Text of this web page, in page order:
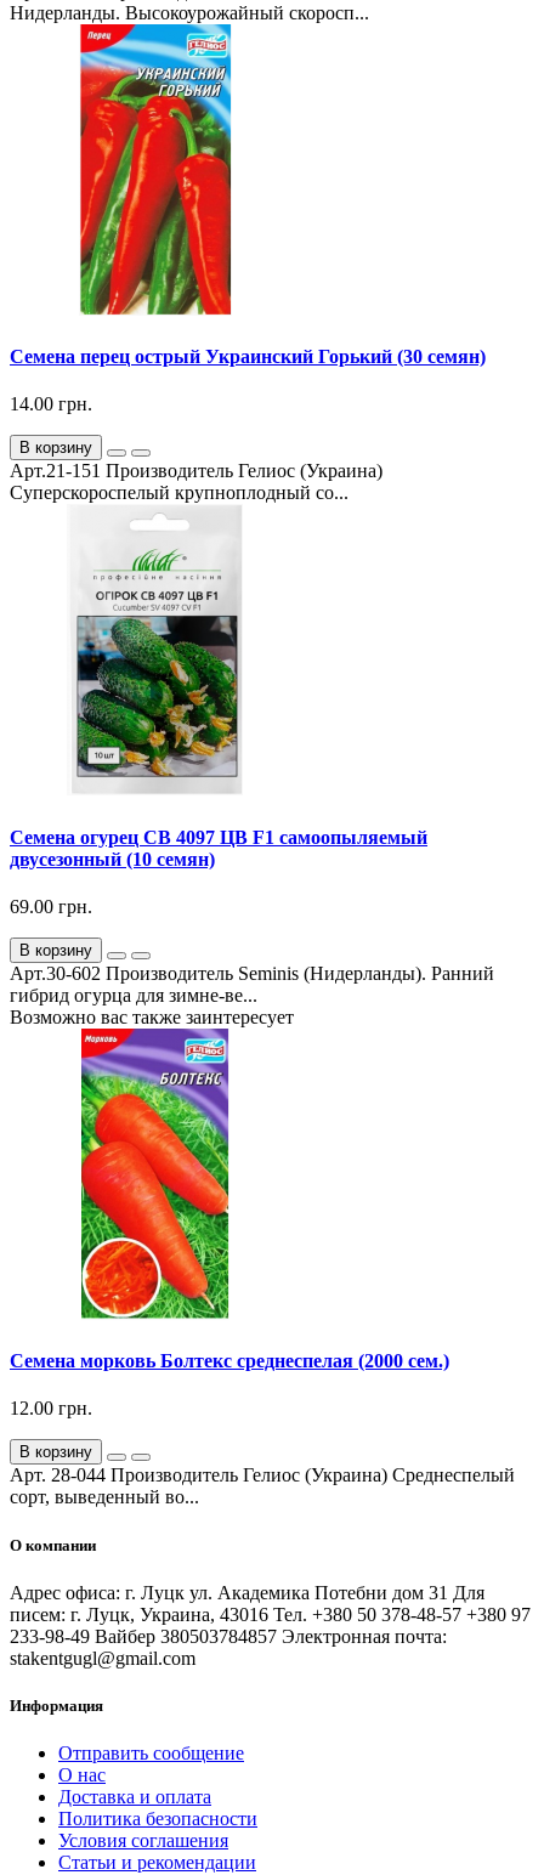
Нидерланды. Высокоурожайный скоросп...
Семена перец острый Украинский Горький (30 семян)
14.00 грн.
В корзину
Арт.21-151 Производитель Гелиос (Украина)
Суперскороспелый крупноплодный со...
Семена огурец СВ 4097 ЦВ F1 самоопыляемый
двусезонный (10 семян)
69.00 грн.
В корзину
Арт.30-602 Производитель Seminis (Нидерланды). Ранний
гибрид огурца для зимне-ве...
Возможно вас также заинтересует
Семена морковь Болтекс среднеспелая (2000 сем.)
12.00 грн.
В корзину
Арт. 28-044 Производитель Гелиос (Украина) Среднеспелый
сорт, выведенный во...
О компании
Адрес офиса: г. Луцк ул. Академика Потебни дом 31 Для
писем: г. Луцк, Украина, 43016 Тел. +380 50 378-48-57 +380 97
233-98-49 Вайбер 380503784857 Электронная почта:
stakentgugl@gmail.com
Информация
Отправить сообщение
О нас
Доставка и оплата
Политика безопасности
Условия соглашения
Статьи и рекомендации